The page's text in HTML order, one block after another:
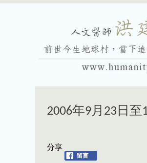
2006年9月23日
留言